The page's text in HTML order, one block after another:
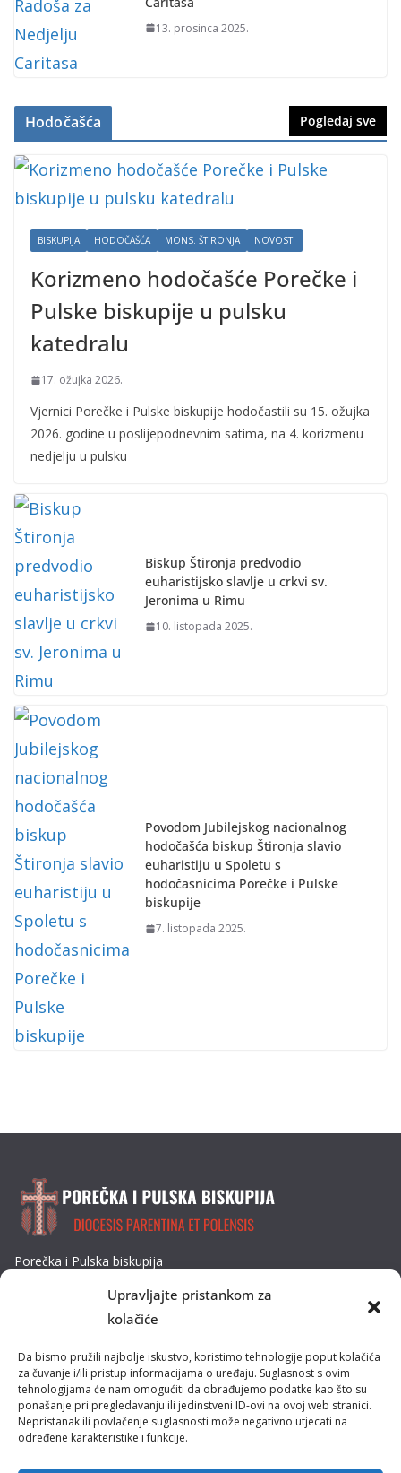
Upravljajte pristankom za
kolačiće
Da bismo pružili najbolje iskustvo, koristimo tehnologije poput kolačića
za čuvanje i/ili pristup informacijama o uređaju. Suglasnost s ovim
tehnologijama će nam omogućiti da obrađujemo podatke kao što su
ponašanje pri pregledavanju ili jedinstveni ID-ovi na ovoj web stranici.
Nepristanak ili povlačenje suglasnosti može negativno utjecati na
određene karakteristike i funkcije.
13. prosinca 2025.
Hodočašća Pogledaj sve
BISKUPIJA HODOČAŠĆA MONS. ŠTIRONJA NOVOSTI
Korizmeno hodočašće Porečke i
Pulske biskupije u pulsku
katedralu
17. ožujka 2026.
Vjernici Porečke i Pulske biskupije hodočastili su 15. ožujka
2026. godine u poslijepodnevnim satima, na 4. korizmenu
nedjelju u pulsku
Biskup Štironja predvodio
euharistijsko slavlje u crkvi sv.
Jeronima u Rimu
10. listopada 2025.
Povodom Jubilejskog nacionalnog
hodočašća biskup Štironja slavio
euharistiju u Spoletu s
hodočasnicima Porečke i Pulske
biskupije
7. listopada 2025.
Porečka i Pulska biskupija
E-mail: biskupija@ppb.hr
Kultura i tradicija
Misije
Pastoral obitelji